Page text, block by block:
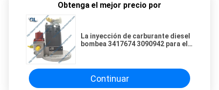
Obtenga el mejor precio por
La inyección de carburante diesel
bombea 3417674 3090942 para el
Continuar